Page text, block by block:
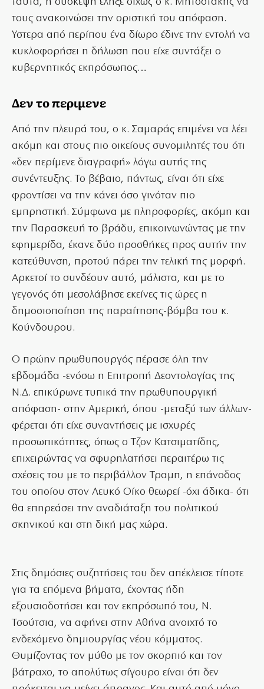
τους ανακοινώσει την οριστική του απόφαση.
Υστερα από περίπου ένα δίωρο έδινε την εντολή να
κυκλοφορήσει η δήλωση που είχε συντάξει ο
κυβερνητικός εκπρόσωπος…
Δεν το περιμενε
Από την πλευρά του, ο κ. Σαμαράς επιμένει να λέει
ακόμη και στους πιο οικείους συνομιλητές του ότι
«δεν περίμενε διαγραφή» λόγω αυτής της
συνέντευξης. Το βέβαιο, πάντως, είναι ότι είχε
φροντίσει να την κάνει όσο γινόταν πιο
εμπρηστική. Σύμφωνα με πληροφορίες, ακόμη και
την Παρασκευή το βράδυ, επικοινωνώντας με την
εφημερίδα, έκανε δύο προσθήκες προς αυτήν την
κατεύθυνση, προτού πάρει την τελική της μορφή.
Αρκετοί το συνδέουν αυτό, μάλιστα, και με το
γεγονός ότι μεσολάβησε εκείνες τις ώρες η
δημοσιοποίηση της παραίτησης-βόμβα του κ.
Κούνδουρου.
Ο πρώην πρωθυπουργός πέρασε όλη την
εβδομάδα -ενόσω η Επιτροπή Δεοντολογίας της
Ν.Δ. επικύρωνε τυπικά την πρωθυπουργική
απόφαση- στην Αμερική, όπου -μεταξύ των άλλων-
φέρεται ότι είχε συναντήσεις με ισχυρές
προσωπικότητες, όπως ο Τζον Κατσιματίδης,
επιχειρώντας να σφυρηλατήσει περαιτέρω τις
σχέσεις του με το περιβάλλον Τραμπ, η επάνοδος
του οποίου στον Λευκό Οίκο θεωρεί -όχι άδικα- ότι
θα επηρεάσει την αναδιάταξη του πολιτικού
σκηνικού και στη δική μας χώρα.
Στις δημόσιες συζητήσεις του δεν απέκλεισε τίποτε
για τα επόμενα βήματα, έχοντας ήδη
εξουσιοδοτήσει και τον εκπρόσωπό του, Ν.
Τσούτσια, να αφήνει στην Αθήνα ανοιχτό το
ενδεχόμενο δημιουργίας νέου κόμματος.
Θυμίζοντας τον μύθο με τον σκορπιό και τον
βάτραχο, το απολύτως σίγουρο είναι ότι δεν